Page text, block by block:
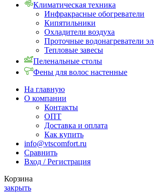
Климатическая техника
Инфракрасные обогреватели
Кипятильники
Охладители воздуха
Проточные водонагреватели
Тепловые завесы
Пеленальные столы
Фены для волос настенные
На главную
О компании
Контакты
ОПТ
Доставка и оплата
Как купить
info@vtscomfort.ru
Сравнить
Вход / Регистрация
Корзина
закрыть